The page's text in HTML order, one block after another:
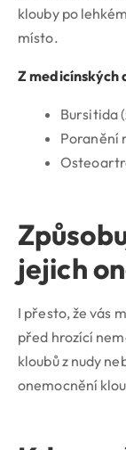
klouby po
místo.
Z medicínských
Bursitida
Poranění
jejich
I přesto, že vás
před hrozící
kloubů z nudy
onemocnění